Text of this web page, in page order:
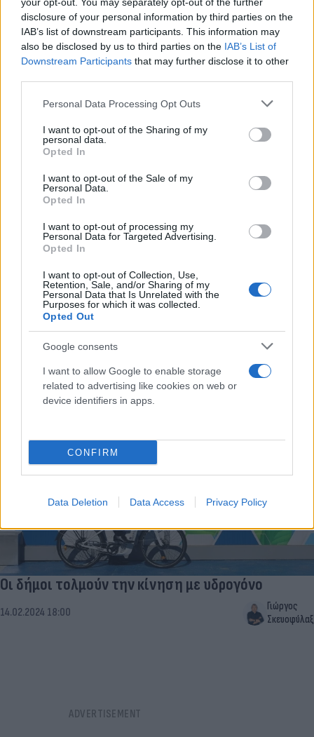
disclosure of your personal information by third parties on the
IAB’s list of downstream participants. This information may
also be disclosed by us to third parties on the IAB’s List of
Downstream Participants that may further disclose it to other
Please note that this website/app uses one or more Google
not limited to your visit or usage behaviour. You may click to
grant or deny consent to Google and its third-party tags to
use your data for below specified purposes in below Google
consent section.
Personal Data Processing Opt Outs
I want to opt-out of the Sharing of my
personal data.
Opted In
I want to opt-out of the Sale of my
Personal Data.
Opted In
I want to opt-out of processing my
Personal Data for Targeted Advertising.
Opted In
I want to opt-out of Collection, Use,
Retention, Sale, and/or Sharing of my
Personal Data that Is Unrelated with the
Purposes for which it was collected.
Opted Out
Google consents
I want to allow Google to enable storage
related to advertising like cookies on web or
device identifiers in apps.
CONFIRM
Data Deletion Data Access Privacy Policy
του οργανισμού.
08.04.2025 20:45
Συντακτική
Ομάδα
Flash.gr
ΕΟΔΑΣΑΑΜ: Ζητείται νέα διερεύνηση για την
πυρόσφαιρα στα Τέμπη– Προτείνεται εμπλοκή
του «Δημόκριτου»
Το ερώτημα προς διερεύνηση παραμένει: ποια είναι η
εφόσον δεν ευθύνονται τα έλαια σιλικόνης;
08.04.2025 18:44
Συντακτική
Ομάδα
Οι δήμοι τολμούν την κίνηση με υδρογόνο
14.02.2024 18:00
Γιώργος
Σκευοφύλαξ